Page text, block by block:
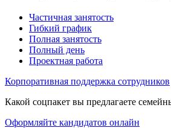
Частичная занятость
Гибкий график
Полная занятость
Полный день
Проектная работа
Корпоративная поддержка сотрудников
Какой соцпакет вы предлагаете
Оформляйте кандидатов онлайн